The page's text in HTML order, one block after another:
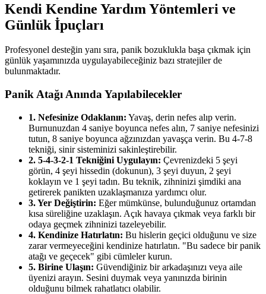
Kendi Kendine Yardım Yöntemleri ve
Günlük İpuçları
Profesyonel desteğin yanı sıra, panik bozuklukla başa çıkmak için
günlük yaşamınızda uygulayabileceğiniz bazı stratejiler de
bulunmaktadır.
Panik Atağı Anında Yapılabilecekler
1. Nefesinize Odaklanın: Yavaş, derin nefes alıp verin.
Burnunuzdan 4 saniye boyunca nefes alın, 7 saniye nefesinizi
tutun, 8 saniye boyunca ağzınızdan yavaşça verin. Bu 4-7-8
tekniği, sinir sisteminizi sakinleştirebilir.
2. 5-4-3-2-1 Tekniğini Uygulayın: Çevrenizdeki 5 şeyi
görün, 4 şeyi hissedin (dokunun), 3 şeyi duyun, 2 şeyi
koklayın ve 1 şeyi tadın. Bu teknik, zihninizi şimdiki ana
getirerek panikten uzaklaşmanıza yardımcı olur.
3. Yer Değiştirin: Eğer mümkünse, bulunduğunuz ortamdan
kısa süreliğine uzaklaşın. Açık havaya çıkmak veya farklı bir
odaya geçmek zihninizi tazeleyebilir.
4. Kendinize Hatırlatın: Bu hislerin geçici olduğunu ve size
zarar vermeyeceğini kendinize hatırlatın. "Bu sadece bir panik
atağı ve geçecek" gibi cümleler kurun.
5. Birine Ulaşın: Güvendiğiniz bir arkadaşınızı veya aile
üyenizi arayın. Sesini duymak veya yanınızda birinin
olduğunu bilmek rahatlatıcı olabilir.